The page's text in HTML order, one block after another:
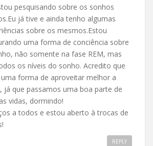
pesquisando sobre os sonhos
já tive e ainda tenho algumas
sobre os mesmos.Estou
uma forma de conciência sobre
não somente na fase REM, mas
os níveis do sonho. Acredito que
uma forma de aproveitar melhor a
já que passamos uma boa parte de
vidas, dormindo!
a todos e estou aberto à trocas de
REPLY